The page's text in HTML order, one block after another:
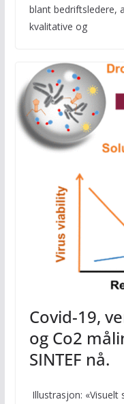
blant bedriftsledere,
kvalitative og
Covid-19,
og Co2
SINTEF nå.
Illustrasjon: